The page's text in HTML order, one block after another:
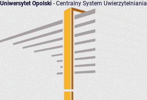
Uniwersytet Opolski - Centralny System Uwierzytelniania